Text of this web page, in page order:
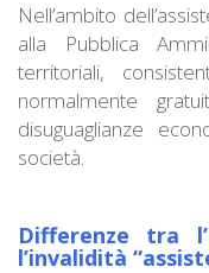
Nell’ambito
alla Pubblica
territoriali,
normalmente
disuguaglianze
società.
Differenze tra
l’invalidità